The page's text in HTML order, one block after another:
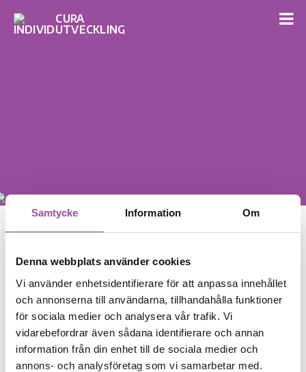
Samtycke Information Om
Denna webbplats använder cookies
Vi använder enhetsidentifierare för att anpassa innehållet
och annonserna till användarna, tillhandahålla funktioner
för sociala medier och analysera vår trafik. Vi
vidarebefordrar även sådana identifierare och annan
information från din enhet till de sociala medier och
annons- och analysföretag som vi samarbetar med.
Tydliggörande pedagogik –
fördjupning i kommunikation,
2 dagar
Start Innehåll Målgrupp Kontakt